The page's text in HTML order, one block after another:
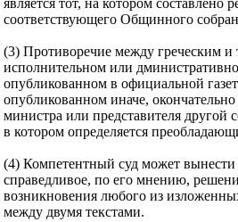
соответствующего Общинного
(3) Противоречие между греческим и
исполнительном или
опубликованном в официальной
опубликованном иначе, окончательно
министра или представителя другой
в котором определяется
(4) Компетентный суд может
справедливое, по его мнению,
возникновения любого из
между двумя текстами.